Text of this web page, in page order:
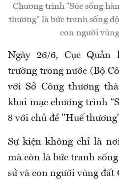
Chương trình “Sức sống
thương" là bức tranh sống
con người
Ngày 26/6, Cục
trường trong nước (Bộ
với Sở Công thương
khai mạc chương trình
8 với chủ đề "Huế
Sự kiện không chỉ là
mà còn là bức tranh
sử và con người vùng đất